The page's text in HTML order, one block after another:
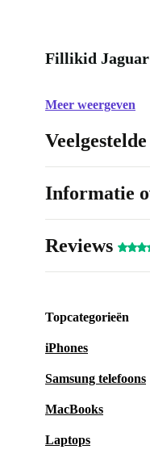
Fillikid Jaguar
Meer weergeven
Informatie
Reviews
Topcategorieën
iPhones
Samsung telefoons
MacBooks
Laptops